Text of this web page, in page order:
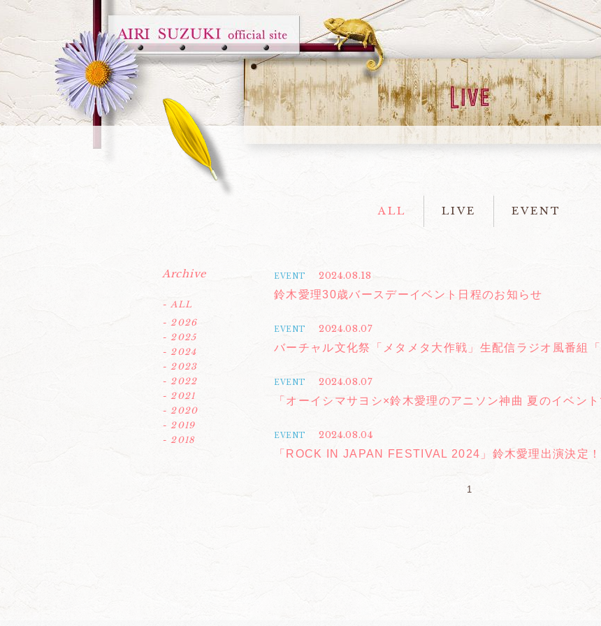
ALL LIVE EVENT
EVENT
2024.08.18
鈴木愛理30歳バースデーイベント日程のお知らせ
EVENT
2024.08.07
バーチャル文化祭「メタメタ大作戦」生配信ラジオ風番組
EVENT
2024.08.07
「オーイシマサヨシ×鈴木愛理のアニソン神曲 夏のイベン
EVENT
2024.08.04
「ROCK IN JAPAN FESTIVAL 2024」鈴木愛理出演決定！
Archive
- ALL
- 2026
- 2025
- 2024
- 2023
- 2022
- 2021
- 2020
- 2019
- 2018
1